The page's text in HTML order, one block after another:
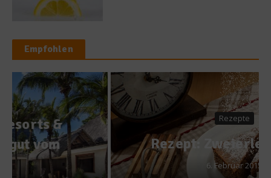
Empfohlen
Rezepte
Rezept: Zweierlei Kuchen
6. Februar 2015